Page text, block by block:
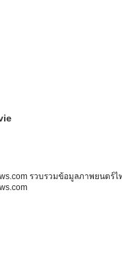
รวบรวมข้อมูลภาพยนตร์